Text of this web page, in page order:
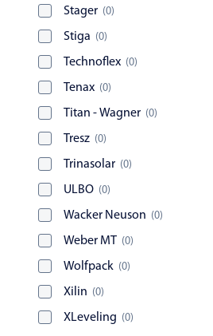
Stager (0)
Stiga (0)
Technoflex (0)
Tenax (0)
Titan - Wagner (0)
Tresz (0)
Trinasolar (0)
ULBO (0)
Wacker Neuson (0)
Weber MT (0)
Wolfpack (0)
Xilin (0)
XLeveling (0)